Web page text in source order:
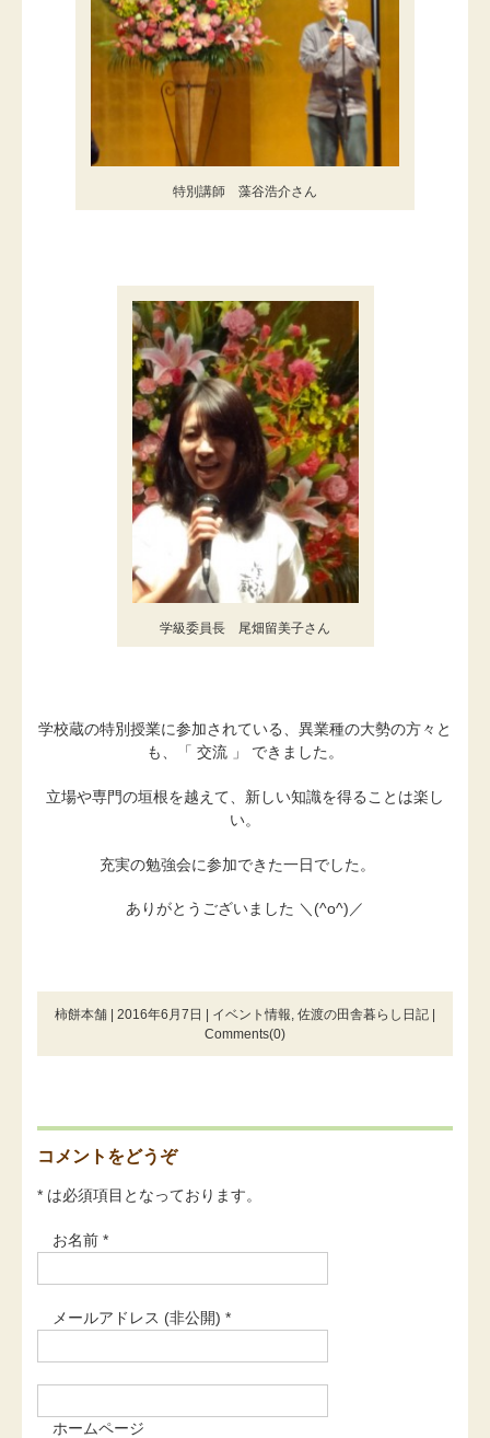
特別講師 藻谷浩介さん
学級委員長 尾畑留美子さん
学校蔵の特別授業に参加されている、異業種の大勢の方々と
も、「 交流 」 できました。
立場や専門の垣根を越えて、新しい知識を得ることは楽し
い。
充実の勉強会に参加できた一日でした。
ありがとうございました ＼(^o^)／
柿餅本舗 | 2016年6月7日 | イベント情報 佐渡の田舎暮らし日記 |
Comments(0)
コメントをどうぞ
* は必須項目となっております。
お名前 *
メールアドレス (非公開) *
ホームページ